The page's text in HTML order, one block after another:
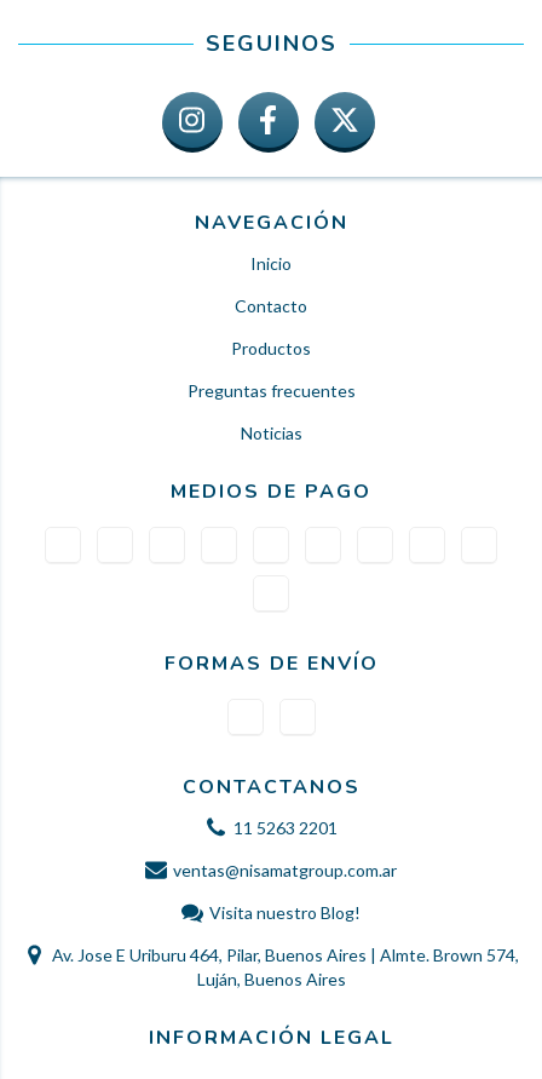
SEGUINOS
NAVEGACIÓN
Inicio
Contacto
Productos
Preguntas frecuentes
Noticias
MEDIOS DE PAGO
FORMAS DE ENVÍO
CONTACTANOS
11 5263 2201
ventas@nisamatgroup.com.ar
Visita nuestro Blog!
Av. Jose E Uriburu 464, Pilar, Buenos Aires | Almte. Brown 574,
Luján, Buenos Aires
INFORMACIÓN LEGAL